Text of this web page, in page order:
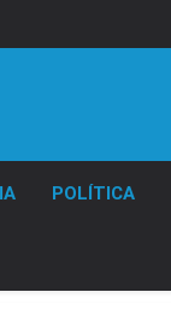
POLÍTICA